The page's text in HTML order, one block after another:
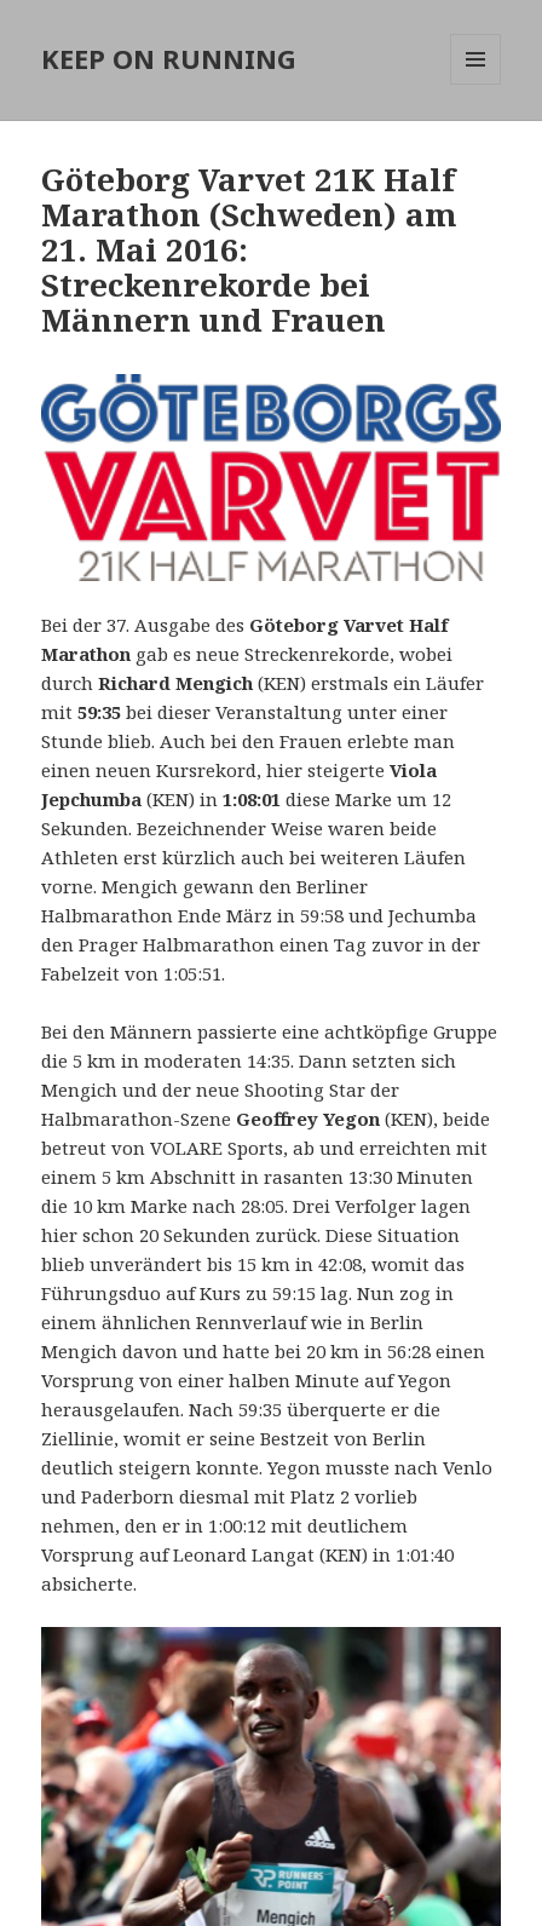
KEEP ON RUNNING
Göteborg Varvet 21K Half
Marathon (Schweden) am
21. Mai 2016:
Streckenrekorde bei
Männern und Frauen
Bei der 37. Ausgabe des Göteborg Varvet Half
Marathon gab es neue Streckenrekorde, wobei
durch Richard Mengich (KEN) erstmals ein Läufer
mit59:35 bei dieser Veranstaltung unter einer
Stunde blieb. Auch bei den Frauen erlebte man
einen neuen Kursrekord, hier steigerteViola
Jepchumba (KEN) in1:08:01 diese Marke um 12
Sekunden. Bezeichnender Weise waren beide
Athleten erst kürzlich auch bei weiteren Läufen
vorne. Mengich gewann den Berliner
Halbmarathon Ende März in 59:58 und Jechumba
den Prager Halbmarathon einen Tag zuvor in der
Fabelzeit von 1:05:51.
Bei den Männern passierte eine achtköpfige Gruppe
die 5 km in moderaten 14:35. Dann setzten sich
Mengich und der neue Shooting Star der
Halbmarathon-Szene Geoffrey Yegon (KEN), beide
betreut von VOLARE Sports, ab und erreichten mit
einem 5 km Abschnitt in rasanten 13:30 Minuten
die 10 km Marke nach 28:05. Drei Verfolger lagen
hier schon 20 Sekunden zurück. Diese Situation
blieb unverändert bis 15 km in 42:08, womit das
Führungsduo auf Kurs zu 59:15 lag. Nun zog in
einem ähnlichen Rennverlauf wie in Berlin
Mengich davon und hatte bei 20 km in 56:28 einen
Vorsprung von einer halben Minute auf Yegon
herausgelaufen. Nach 59:35 überquerte er die
Ziellinie, womit er seine Bestzeit von Berlin
deutlich steigern konnte. Yegon musste nach Venlo
und Paderborn diesmal mit Platz 2 vorlieb
nehmen, den er in 1:00:12 mit deutlichem
Vorsprung auf Leonard Langat (KEN) in 1:01:40
absicherte.